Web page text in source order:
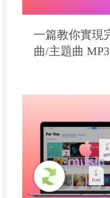
一篇教你實現
曲/主題曲